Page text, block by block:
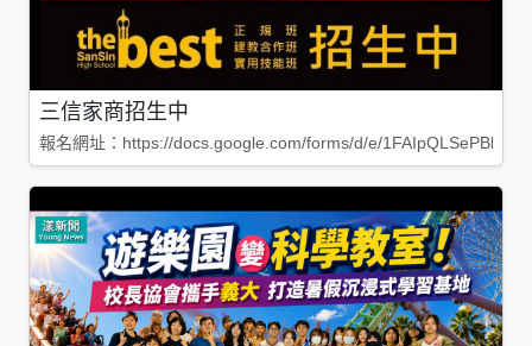
三信家商招生中
報名網址：https://docs.google.com/forms/d/e/